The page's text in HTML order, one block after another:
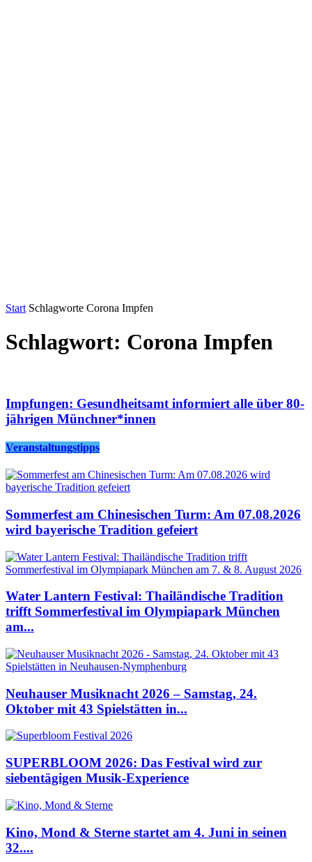
Start Schlagworte Corona Impfen
Schlagwort: Corona Impfen
Impfungen: Gesundheitsamt informiert alle über 80-
jährigen Münchner*innen
Veranstaltungstipps
Sommerfest am Chinesischen Turm: Am 07.08.2026
wird bayerische Tradition gefeiert
Water Lantern Festival: Thailändische Tradition
trifft Sommerfestival im Olympiapark München
am...
Neuhauser Musiknacht 2026 – Samstag, 24.
Oktober mit 43 Spielstätten in...
SUPERBLOOM 2026: Das Festival wird zur
siebentägigen Musik-Experience
Kino, Mond & Sterne startet am 4. Juni in seinen
32....